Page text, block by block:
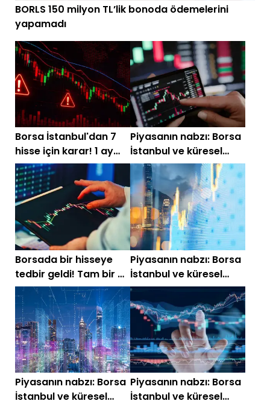
BORLS 150 milyon TL’lik bonoda ödemelerini
yapamadı
Borsa İstanbul'dan 7
hisse için karar! 1 ay
boyunca sürecek
Piyasanın nabzı: Borsa
İstanbul ve küresel
piyasalarda gün
başlarken (9 Temmuz)
Borsada bir hisseye
tedbir geldi! Tam bir ay
sürecek
Piyasanın nabzı: Borsa
İstanbul ve küresel
piyasalarda gün
başlarken (7 Temmuz)
Piyasanın nabzı: Borsa
İstanbul ve küresel
Piyasanın nabzı: Borsa
İstanbul ve küresel